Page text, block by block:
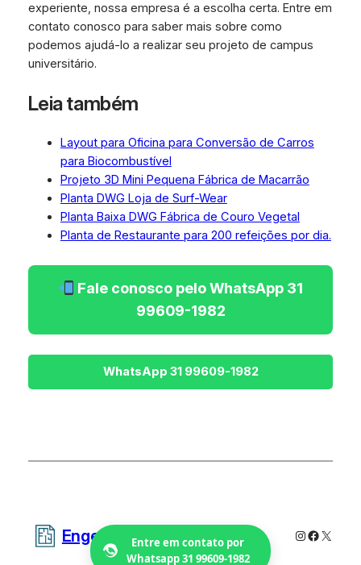
experiente, nossa empresa é a escolha certa. Entre em
contato conosco para saber mais sobre como
podemos ajudá-lo a realizar seu projeto de campus
universitário.
Leia também
Layout para Oficina para Conversão de Carros
para Biocombustível
Projeto 3D Mini Pequena Fábrica de Macarrão
Planta DWG Loja de Surf-Wear
Planta Baixa DWG Fábrica de Couro Vegetal
Planta de Restaurante para 200 refeições por dia.
Fale conosco pelo WhatsApp 31
99609-1982
Engetecno Projetos Instagram
X
Entre em contato por
Whatsapp 31 99609-1982